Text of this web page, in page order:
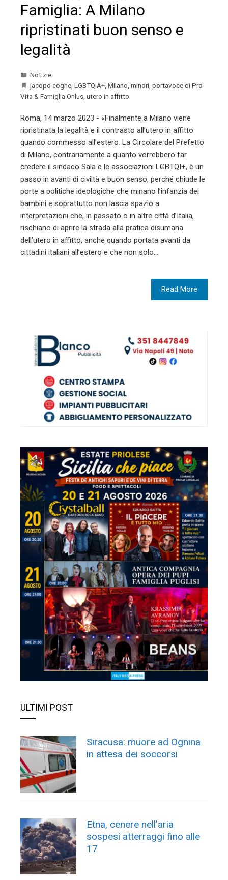
Famiglia: A Milano
ripristinati buon senso e
legalità
Notizie
jacopo coghe LGBTQIA+ Milano minori portavoce di Pro
Vita & Famiglia Onlus utero in affitto
Roma, 14 marzo 2023 - «Finalmente a Milano viene
ripristinata la legalità e il contrasto all’utero in affitto
quando commesso all’estero. La Circolare del Prefetto
di Milano, contrariamente a quanto vorrebbero far
credere il sindaco Sala e le associazioni LGBTQI+, è un
passo in avanti di civiltà e buon senso, perché chiude le
porte a politiche ideologiche che minano l’infanzia dei
bambini e soprattutto non lascia spazio a
interpretazioni che, in passato o in altre città d’Italia,
rischiano di aprire la strada alla pratica disumana
dell’utero in affitto, anche quando portata avanti da
cittadini italiani all’estero e che non solo…
Read More
ULTIMI POST
Siracusa: muore ad Ognina
in attesa dei soccorsi
Etna, cenere nell’aria
sospesi atterraggi fino alle
17